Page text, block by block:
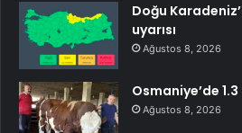
Doğu
uyarısı
Ağustos 8, 2026
Osmaniye’de
Ağustos 8, 2026